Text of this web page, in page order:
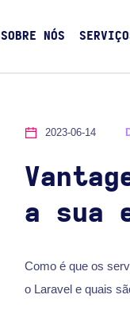
SOBRE NÓS
2023-06-14
a sua
Como é que os
o Laravel e quais